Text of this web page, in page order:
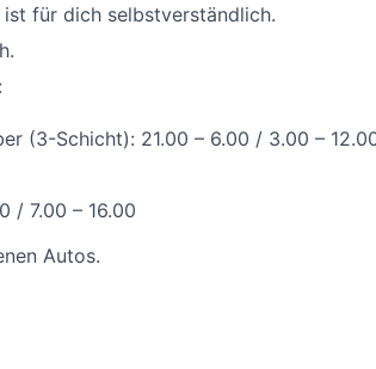
für dich selbstverständlich.
(3-Schicht): 21.00 – 6.00 / 3.00 –
/ 7.00 – 16.00
Autos.